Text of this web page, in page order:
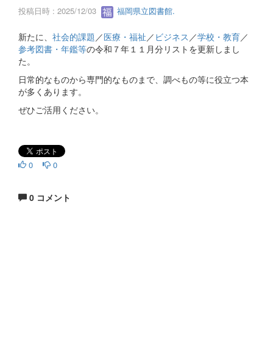
投稿日時 : 2025/12/03 福岡県立図書館.
新たに、 社会的課題 ／医療・福祉 ／ ビジネス ／学校・教育／
参考図書・年鑑等の令和７年１１月分リストを更新しまし
た。
日常的なものから専門的なものまで、調べもの等に役立つ本
が多くあります。
ぜひご活用ください。
0 0
0 コメント